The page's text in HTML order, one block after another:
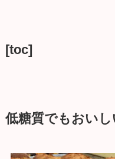
[toc]
低糖質でもおい